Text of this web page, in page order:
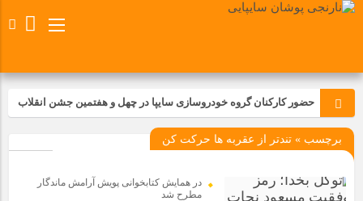
حضور کارکنان گروه خودروسازی سایپا در چهل و هفتمین جشن انقلاب
تجدید بیعت کارکنان شرکت پارس خودرو با آرمان های رهبر کبیر و فقید
مسابقات ورزشی در مگاموتوربا استقبال کارکنان برگزار شد
برچسب » تندتر از عقربه ها حرکت کن
در همایش کتابخوانی پویش آرامش ماندگار
مطرح شد